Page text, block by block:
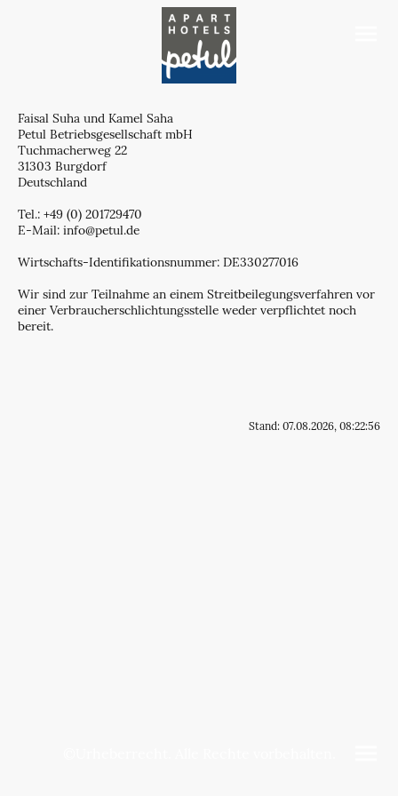
Faisal Suha und Kamel Saha
Petul Betriebsgesellschaft mbH
Tuchmacherweg 22
31303 Burgdorf
Deutschland
Tel.: +49 (0) 201729470
E-Mail: info@petul.de
Wirtschafts-Identifikationsnummer: DE330277016
Wir sind zur Teilnahme an einem Streitbeilegungsverfahren vor
einer Verbraucherschlichtungsstelle weder verpflichtet noch
bereit.
Stand: 07.08.2026, 08:22:56